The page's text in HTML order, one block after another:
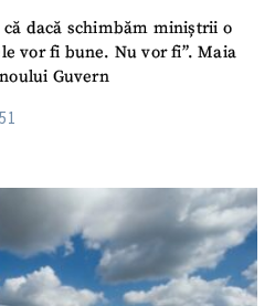
că dacă schimbăm miniștrii o
vor fi bune. Nu vor fi”. Maia
Guvern